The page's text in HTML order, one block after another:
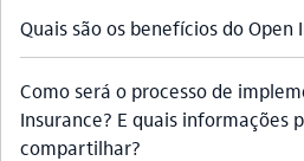
Quais são os benefícios do Open
Como será o processo de
Insurance? E quais informações
compartilhar?